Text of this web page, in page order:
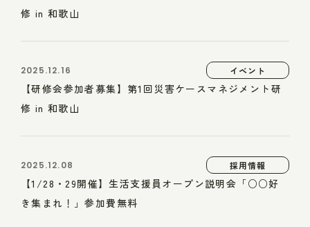
修 in 和歌山
2025.12.16 イベント
【研修会参加者募集】第1回災害ケースマネジメント研
修 in 和歌山
2025.12.08 採用情報
【1/28・29開催】生活支援員オープン説明会「○○好
き集まれ！」参加費無料